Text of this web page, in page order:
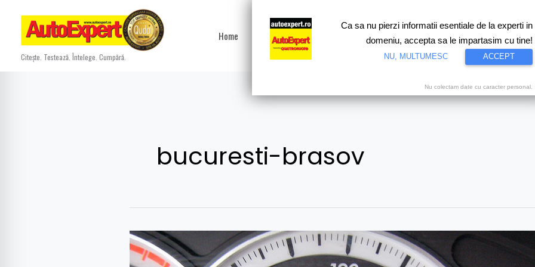
content
Citește. Testează. Întelege. Cumpără.
Home Test drive Motorsport Proiecte speciale Video
bucuresti-brasov
„Recordul”
săptămânii:
Ca sa nu pierzi informatii esentiale de la experti in
domeniu, accepta sa le impartasim cu tine!
NU, MULTUMESC ACCEPT
Nu colectam date cu caracter personal.